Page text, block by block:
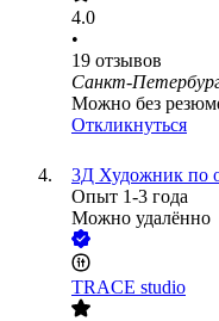
4.0
•
19 отзывов
Санкт-
Можно без
Откликнуться
3Д Художник по
Опыт 1-3 года
Можно удалённо
TRACE studio